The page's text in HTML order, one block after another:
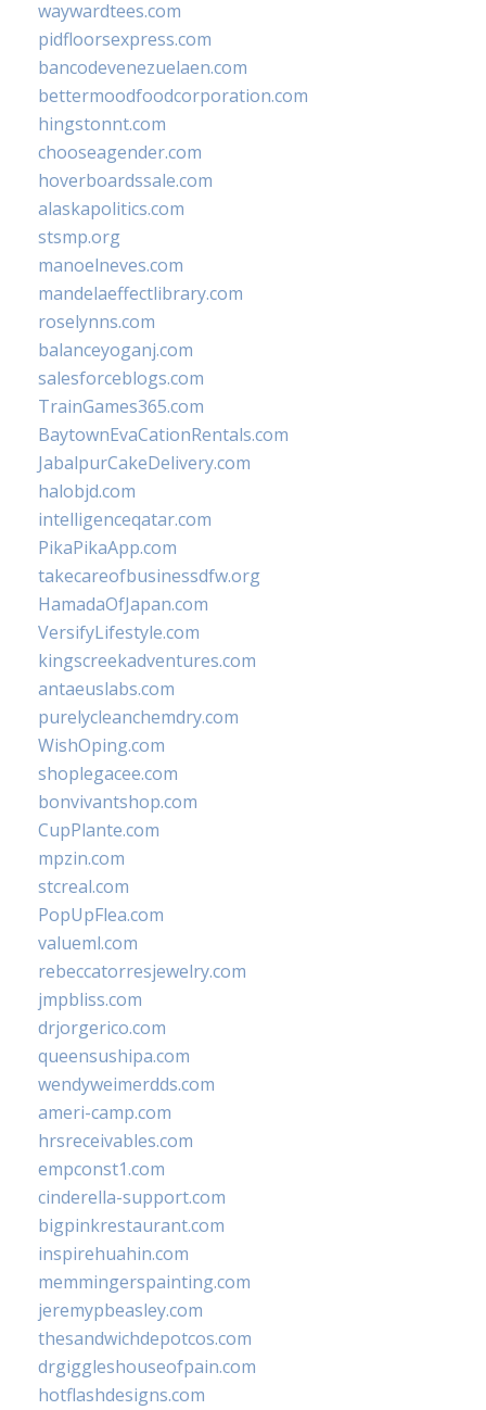
waywardtees.com
pidfloorsexpress.com
bancodevenezuelaen.com
bettermoodfoodcorporation.com
hingstonnt.com
chooseagender.com
hoverboardssale.com
alaskapolitics.com
stsmp.org
manoelneves.com
mandelaeffectlibrary.com
roselynns.com
balanceyoganj.com
salesforceblogs.com
TrainGames365.com
BaytownEvaCationRentals.com
JabalpurCakeDelivery.com
halobjd.com
intelligenceqatar.com
PikaPikaApp.com
takecareofbusinessdfw.org
HamadaOfJapan.com
VersifyLifestyle.com
kingscreekadventures.com
antaeuslabs.com
purelycleanchemdry.com
WishOping.com
shoplegacee.com
bonvivantshop.com
CupPlante.com
mpzin.com
stcreal.com
PopUpFlea.com
valueml.com
rebeccatorresjewelry.com
jmpbliss.com
drjorgerico.com
queensushipa.com
wendyweimerdds.com
ameri-camp.com
hrsreceivables.com
empconst1.com
cinderella-support.com
bigpinkrestaurant.com
inspirehuahin.com
memmingerspainting.com
jeremypbeasley.com
thesandwichdepotcos.com
drgiggleshouseofpain.com
hotflashdesigns.com